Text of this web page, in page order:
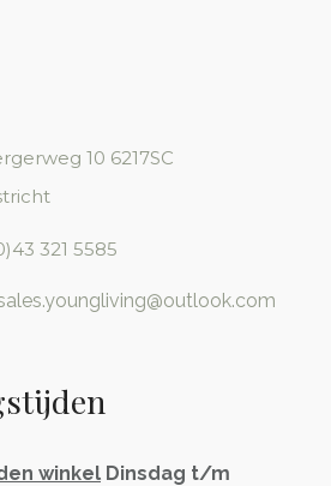
10 6217SC
321 5585
winkel Dinsdag t/m